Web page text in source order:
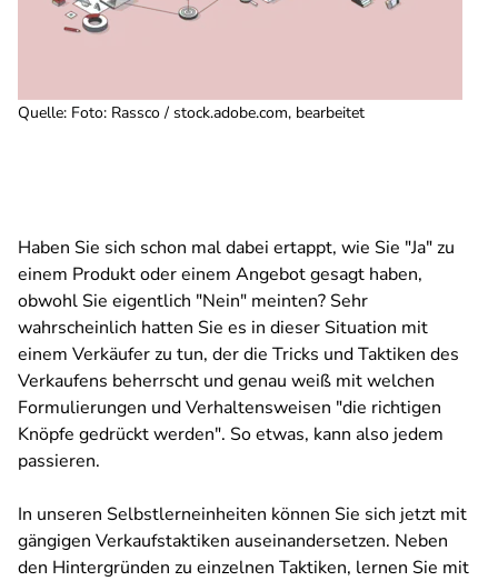
Quelle: Foto: Rassco / stock.adobe.com, bearbeitet
Haben Sie sich schon mal dabei ertappt, wie Sie "Ja" zu
einem Produkt oder einem Angebot gesagt haben,
obwohl Sie eigentlich "Nein" meinten? Sehr
wahrscheinlich hatten Sie es in dieser Situation mit
einem Verkäufer zu tun, der die Tricks und Taktiken des
Verkaufens beherrscht und genau weiß mit welchen
Formulierungen und Verhaltensweisen "die richtigen
Knöpfe gedrückt werden". So etwas, kann also jedem
passieren.
In unseren Selbstlerneinheiten können Sie sich jetzt mit
gängigen Verkaufstaktiken auseinandersetzen. Neben
den Hintergründen zu einzelnen Taktiken, lernen Sie mit